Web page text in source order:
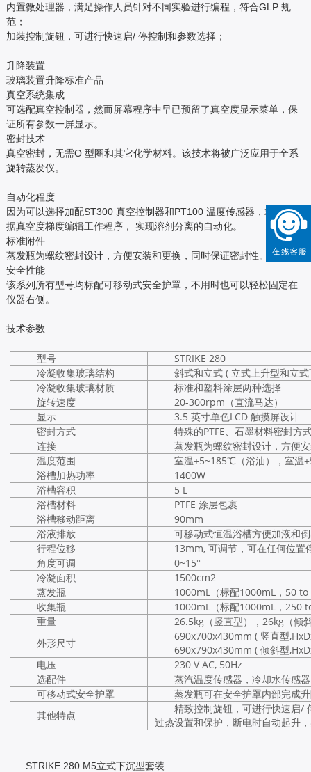
内置微处理器，满足操作人员针对不同实验进行编程，符合GLP 规
范；
加装控制旋钮，可进行快速启/ 停控制和参数选择；
升降装置
玻璃装置升降标准产品
真空系统集成
可选配真空控制器，然而屏幕程序中早已预留了真空度显示菜单，保
证所有参数一屏显示。
密封技术
真空密封，无需O 型圈和其它化学材料。该技术将被广泛应用于全系
旋转蒸发仪。
自动化程度
因为可以选择加配ST300 真空控制器和PT100 温度传感器，就可以根
据真空度梯度编辑工作程序， 实现溶剂分离的自动化。
标准附件
蒸发瓶为螺纹密封设计，方便安装和更换，同时保证密封性。
安全性能
该系列所有型号均标配可移动式安全护罩，不用时也可以轻松固定在
仪器右侧。
技术参数
型号
STRIKE 280
冷凝收集玻璃结构
斜式和立式 ( 立式上升型和立
冷凝收集玻璃材质
标准和塑料涂层两种选择
旋转速度
20-300rpm（直流马达）
显示
3.5 英寸单色LCD 触摸屏设计
密封方式
特殊的PTFE、石墨材料密封方
连接
蒸发瓶为螺纹密封设计，方便
温度范围
室温+5~185℃（浴油），室温
浴槽加热功率
1400W
浴槽容积
5 L
浴槽材料
PTFE 涂层包裹
浴槽移动距离
90mm
浴液排放
可移动式恒温浴槽方便加液和
行程位移
13mm, 可调节，可在任何位置
角度可调
0~15°
冷凝面积
1500cm2
蒸发瓶
1000mL（标配1000mL，50
收集瓶
1000mL（标配1000mL，250
重量
26.5kg（竖直型），26kg（倾
外形尺寸
690x700x430mm ( 竖直型
690x790x430mm ( 倾斜型
电压
230 V AC, 50Hz
选配件
蒸汽温度传感器，冷却水传感
可移动式安全护罩
蒸发瓶可在安全护罩内部完成
其他特点
精致控制旋钮，可进行快速启/
过热设置和保护，断电时自动起升
STRIKE 280 M5立式下沉型套装